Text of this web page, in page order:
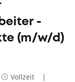
-
(m/w/d)
Vollzeit